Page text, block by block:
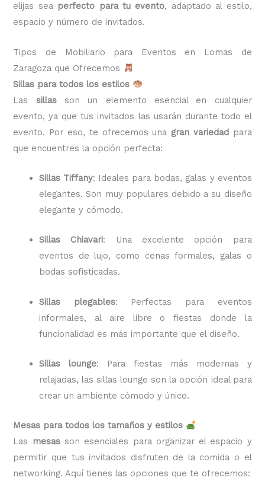
elijas sea perfecto para tu evento, adaptado al estilo,
espacio y número de invitados.
Tipos de Mobiliario para Eventos en Lomas de
Zaragoza que Ofrecemos
Sillas para todos los estilos
Las sillasson un elemento esencial en cualquier
evento, ya que tus invitados las usarán durante todo el
evento. Por eso, te ofrecemos una gran variedadpara
que encuentres la opción perfecta:
Sillas Tiffany: Ideales para bodas, galas y eventos
elegantes. Son muy populares debido a su diseño
elegante y cómodo.
Sillas Chiavari: Una excelente opción para
eventos de lujo, como cenas formales, galas o
bodas sofisticadas.
Sillas plegables: Perfectas para eventos
informales, al aire libre o fiestas donde la
funcionalidad es más importante que el diseño.
Sillas lounge: Para fiestas más modernas y
relajadas, las sillas lounge son la opción ideal para
crear un ambiente cómodo y único.
Mesas para todos los tamaños y estilos
Las
mesasson esenciales para organizar el espacio y
permitir que tus invitados disfruten de la comida o el
networking. Aquí tienes las opciones que te ofrecemos: